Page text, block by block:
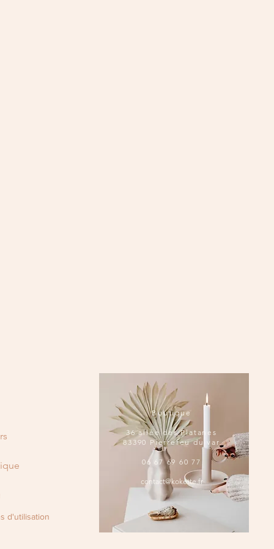
Boutique
36 allée des Platanes
83390 Pierrefeu du var
06 67 69 60 77
contact@kokette.fr
d'utilisation